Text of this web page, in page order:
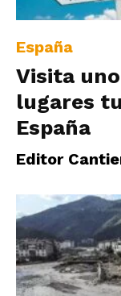
España
Visita
lugares
España
Editor